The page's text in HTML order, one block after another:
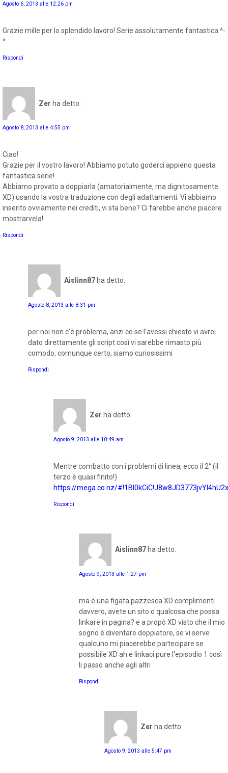
Agosto 6, 2013 alle 12:26 pm
Grazie mille per lo splendido lavoro! Serie assolutamente fantastica ^-
^
Rispondi
Zer ha detto:
Agosto 8, 2013 alle 4:55 pm
Ciao!
Grazie per il vostro lavoro! Abbiamo potuto goderci appieno questa
fantastica serie!
Abbiamo provato a doppiarla (amatorialmente, ma dignitosamente
XD) usando la vostra traduzione con degli adattamenti. Vi abbiamo
inserito ovviamente nei crediti, vi sta bene? Ci farebbe anche piacere
mostrarvela!
Rispondi
Aislinn87 ha detto:
Agosto 8, 2013 alle 8:31 pm
per noi non c'è problema, anzi ce se l'avessi chiesto vi avrei
dato direttamente gli script così vi sarebbe rimasto più
comodo, comunque certo, siamo curiosissimi
Rispondi
Zer ha detto:
Agosto 9, 2013 alle 10:49 am
Mentre combatto con i problemi di linea, ecco il 2° (il
terzo è quasi finito!)
https://mega.co.nz/
Rispondi
Aislinn87 ha detto:
Agosto 9, 2013 alle 1:27 pm
ma è una figata pazzesca XD complimenti
davvero, avete un sito o qualcosa che possa
linkare in pagina? e a propò XD visto che il mio
sogno è diventare doppiatore, se vi serve
qualcuno mi piacerebbe partecipare se
possibile XD ah e linkaci pure l'episodio 1 così
li passo anche agli altri
Rispondi
Zer ha detto:
Agosto 9, 2013 alle 5:47 pm